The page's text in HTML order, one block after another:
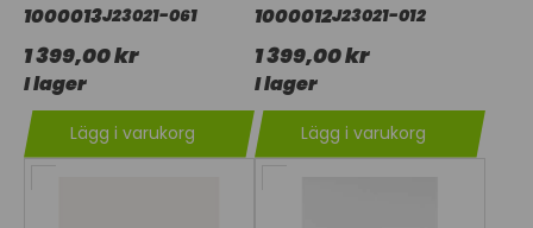
1000013J23021-061
1 399,00 kr
I lager
Lägg i varukorg
1000012J23021-012
1 399,00 kr
I lager
Lägg i varukorg